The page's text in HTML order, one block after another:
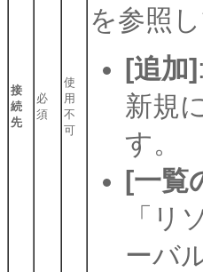
接
続
先
必
須
使
用
不
可
を参照
[追加] :
新規
す。
[一覧
「リ
ーバ